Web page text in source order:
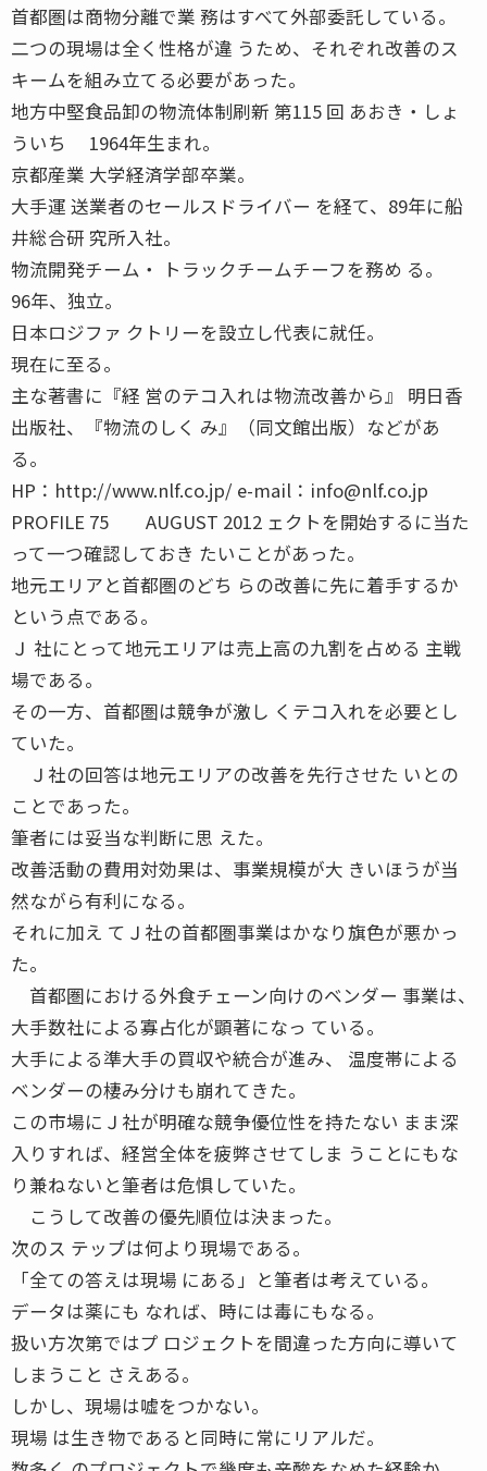
首都圏は商物分離で業 務はすべて外部委託している。
二つの現場は全く性格が違 うため、それぞれ改善のス
キームを組み立てる必要があった。
地方中堅食品卸の物流体制刷新 第115 回 あおき・しょ
ういち 1964年生まれ。
京都産業 大学経済学部卒業。
大手運 送業者のセールスドライバー を経て、89年に船
井総合研 究所入社。
物流開発チーム・ トラックチームチーフを務め る。
96年、独立。
日本ロジファ クトリーを設立し代表に就任。
現在に至る。
主な著書に『経 営のテコ入れは物流改善から』 明日香
出版社、『物流のしく み』（同文館出版）などがあ
る。
HP：http://www.nlf.co.jp/ e-mail：info@nlf.co.jp
PROFILE 75 AUGUST 2012 ェクトを開始するに当た
って一つ確認しておき たいことがあった。
地元エリアと首都圏のどち らの改善に先に着手するか
という点である。
Ｊ 社にとって地元エリアは売上高の九割を占める 主戦
場である。
その一方、首都圏は競争が激し くテコ入れを必要とし
ていた。
Ｊ社の回答は地元エリアの改善を先行させた いとの
ことであった。
筆者には妥当な判断に思 えた。
改善活動の費用対効果は、事業規模が大 きいほうが当
然ながら有利になる。
それに加え てＪ社の首都圏事業はかなり旗色が悪かっ
た。
首都圏における外食チェーン向けのベンダー 事業は、
大手数社による寡占化が顕著になっ ている。
大手による準大手の買収や統合が進み、 温度帯による
ベンダーの棲み分けも崩れてきた。
この市場にＪ社が明確な競争優位性を持たない まま深
入りすれば、経営全体を疲弊させてしま うことにもな
り兼ねないと筆者は危惧していた。
こうして改善の優先順位は決まった。
次のス テップは何より現場である。
「全ての答えは現場 にある」と筆者は考えている。
データは薬にも なれば、時には毒にもなる。
扱い方次第ではプ ロジェクトを間違った方向に導いて
しまうこと さえある。
しかし、現場は嘘をつかない。
現場 は生き物であると同時に常にリアルだ。